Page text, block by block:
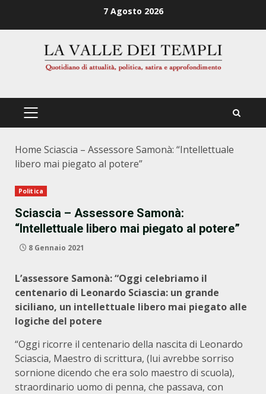
7 Agosto 2026
PRIMÄRES
Home Sciascia – Assessore Samonà: “Intellettuale
libero mai piegato al potere”
Politica
Sciascia – Assessore Samonà:
“Intellettuale libero mai piegato al potere”
8 Gennaio 2021
L’assessore Samonà: “Oggi celebriamo il
centenario di Leonardo Sciascia: un grande
siciliano, un intellettuale libero mai piegato alle
logiche del potere
“Oggi ricorre il centenario della nascita di Leonardo
Sciascia, Maestro di scrittura, (lui avrebbe sorriso
sornione dicendo che era solo maestro di scuola),
straordinario uomo di penna, che passava, con